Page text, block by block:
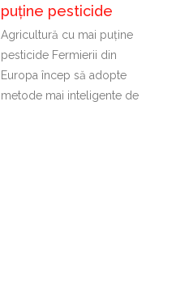
puține pesticide
Agricultură cu mai puține
pesticide Fermierii din
Europa încep să adopte
metode mai inteligente de